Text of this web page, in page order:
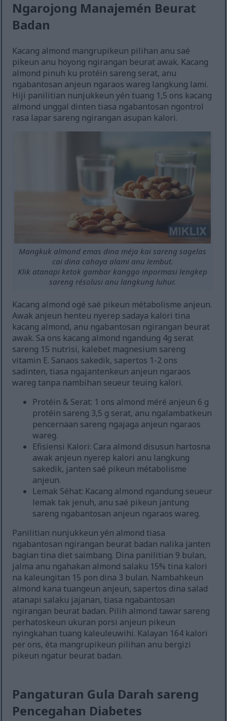
Ngarojong Manajemén Beurat
Badan
Kacang almond mangrupikeun pilihan anu saé
pikeun anu hoyong ngirangan beurat awak. Kacang
almond pinuh ku protéin sareng serat, anu
ngabantosan anjeun ngaraos wareg langkung lami.
Hiji panilitian nunjukkeun yén tuang 1,5 ons kacang
almond unggal dinten tiasa ngabantosan ngontrol
rasa lapar sareng ngirangan asupan kalori.
Mangkuk almond emas dina méja kai sareng sagelas
cai dina cahaya alami anu lembut.
Klik atanapi ketok gambar kanggo inpormasi lengkep
sareng résolusi anu langkung luhur.
Kacang almond ogé saé pikeun métabolisme anjeun.
Awak anjeun henteu nyerep sadaya kalori tina
kacang almond, anu ngabantosan ngirangan beurat
awak. Sa ons kacang almond ngandung 4g serat
sareng 15 nutrisi, kalebet magnesium sareng
vitamin E. Sanaos sakedik, sapertos 1-2 ons
sadinten, tiasa ngajantenkeun anjeun ngaraos
wareg tanpa nambihan seueur teuing kalori.
Protéin & Serat: 1 ons almond méré anjeun 6 g
protéin sareng 3,5 g serat, anu ngalambatkeun
pencernaan sareng ngajaga anjeun ngaraos
wareg.
Efisiensi Kalori: Cara almond disusun hartosna
awak anjeun nyerep kalori anu langkung
sakedik, janten saé pikeun métabolisme
anjeun.
Lemak Séhat: Kacang almond ngandung seueur
lemak tak jenuh, anu saé pikeun jantung
sareng ngabantosan anjeun ngaraos wareg.
Panilitian nunjukkeun yén almond tiasa
ngabantosan ngirangan beurat badan nalika janten
bagian tina diet saimbang. Dina panilitian 9 bulan,
jalma anu ngahakan almond salaku 15% tina kalori
na kaleungitan 15 pon dina 3 bulan. Nambahkeun
almond kana tuangeun anjeun, sapertos dina salad
atanapi salaku jajanan, tiasa ngabantosan
ngirangan beurat badan. Pilih almond tawar sareng
perhatoskeun ukuran porsi anjeun pikeun
nyingkahan tuang kaleuleuwihi. Kalayan 164 kalori
per ons, éta mangrupikeun pilihan anu bergizi
pikeun ngatur beurat badan.
Pangaturan Gula Darah sareng
Pencegahan Diabetes